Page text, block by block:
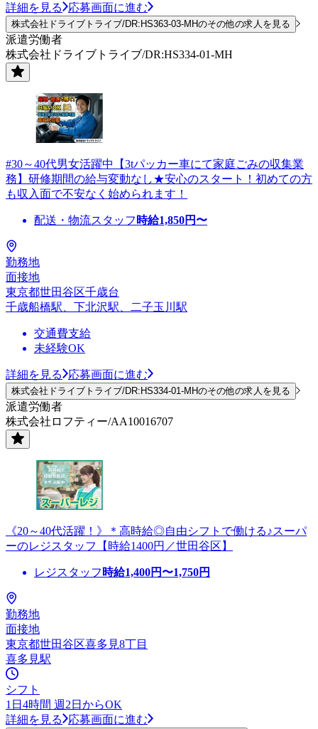
詳細を見る 応募画面に進む
株式会社ドライブトライブ/DR:HS363-03-MHのその他の求人を見る
派遣労働者
株式会社ドライブトライブ/DR:HS334-01-MH
#30～40代男女活躍中【3tパッカー車にて家庭ごみの収集業
務】研修期間の給与変動なし★安心のスタート！初めての方
も収入面で不安なく始められます！
配送・物流スタッフ 時給1,850円〜
勤務地
面接地
東京都世田谷区千歳台
千歳船橋駅、下北沢駅、二子玉川駅
交通費支給
未経験OK
詳細を見る 応募画面に進む
株式会社ドライブトライブ/DR:HS334-01-MHのその他の求人を見る
派遣労働者
株式会社ロフティー/AA10016707
《20～40代活躍！》＊高時給◎自由シフトで働ける♪スーパ
ーのレジスタッフ【時給1400円／世田谷区】
レジスタッフ 時給1,400円〜1,750円
勤務地
面接地
東京都世田谷区喜多見8丁目
喜多見駅
シフト
1日4時間 週2日からOK
詳細を見る
応募画面に進む